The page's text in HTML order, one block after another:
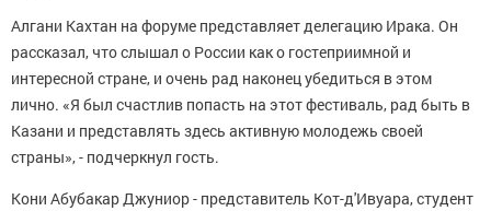
Алгани Кахтан на форуме представляет делегацию Ирака. Он
рассказал, что слышал о России как о гостеприимной и
интересной стране, и очень рад наконец убедиться в этом
лично. «Я был счастлив попасть на этот фестиваль, рад быть в
Казани и представлять здесь активную молодежь своей
страны», - подчеркнул гость.
Кони Абубакар Джуниор - представитель Кот-д'Ивуара, студент